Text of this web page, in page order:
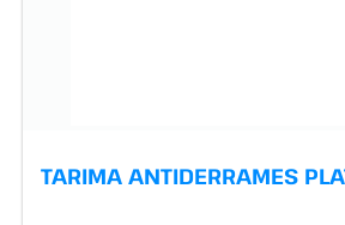
TARIMA ANTIDERRAMES